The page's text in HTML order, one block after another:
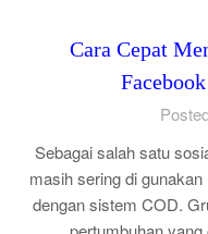
Cara Cepat
Sebagai salah satu
masih sering di
dengan sistem COD.